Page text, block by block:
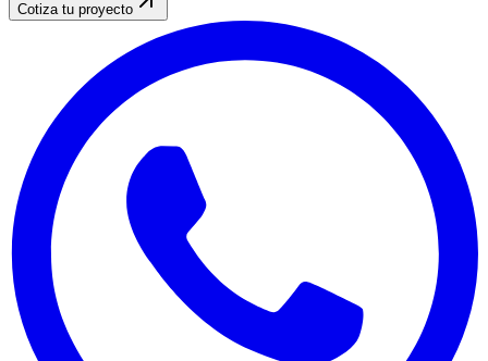
Cotiza tu proyecto